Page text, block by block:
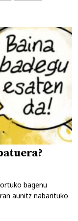
bagenu
aunitz nabarituko